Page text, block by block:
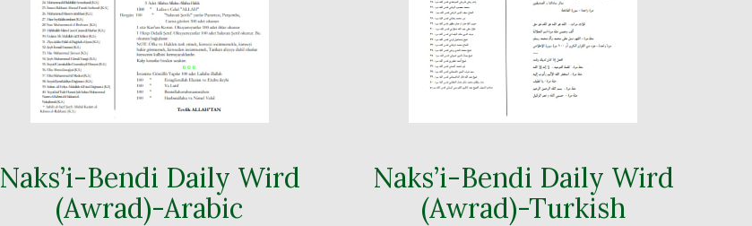
Naks’i-Bendi Daily Wird
(Awrad)-Arabic
Naks’i-Bendi Daily Wird
(Awrad)-Turkish